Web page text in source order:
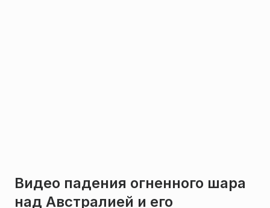
Видео падения огненного шара
над Австралией и его